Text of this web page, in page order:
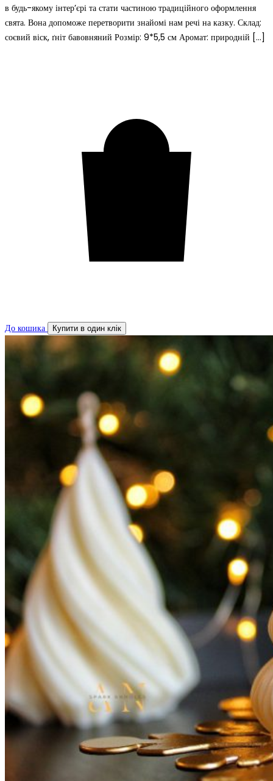
в будь-якому інтер’єрі та стати частиною традиційного оформлення
свята. Вона допоможе перетворити знайомі нам речі на казку. Склад:
соєвий віск, ґніт бавовняний Розмір: 9*5,5 см Аромат: природній […]
До кошика Купити в один клік